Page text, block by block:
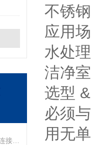
SMC接头：工业气动系统的高效连接核心
不锈
应用
水处
洁净
选型
必须
用无